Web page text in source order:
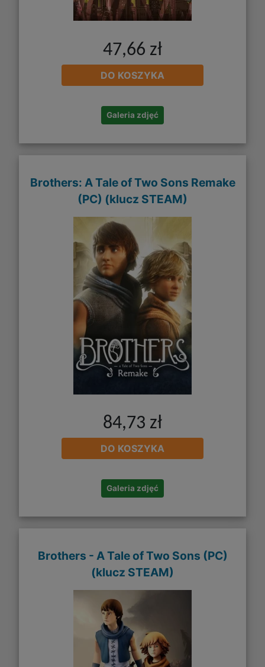
47,66 zł
DO KOSZYKA
Galeria zdjęć
Brothers: A Tale of Two Sons Remake
(PC) (klucz STEAM)
84,73 zł
DO KOSZYKA
Galeria zdjęć
Brothers - A Tale of Two Sons (PC)
(klucz STEAM)